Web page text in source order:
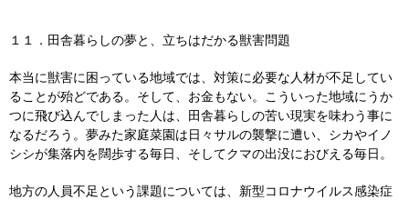
１１．田舎暮らしの夢と、立ちはだかる獣害問題
本当に獣害に困っている地域では、対策に必要な人材が不足してい
ることが殆どである。そして、お金もない。こういった地域にうか
つに飛び込んでしまった人は、田舎暮らしの苦い現実を味わう事に
なるだろう。夢みた家庭菜園は日々サルの襲撃に遭い、シカやイノ
シシが集落内を闊歩する毎日、そしてクマの出没におびえる毎日。
地方の人員不足という課題については、新型コロナウイルス感染症